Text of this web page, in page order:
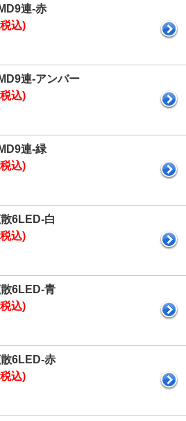
連-赤
込)
連-アンバー
込)
連-緑
込)
6LED-白
込)
6LED-青
込)
6LED-赤
込)